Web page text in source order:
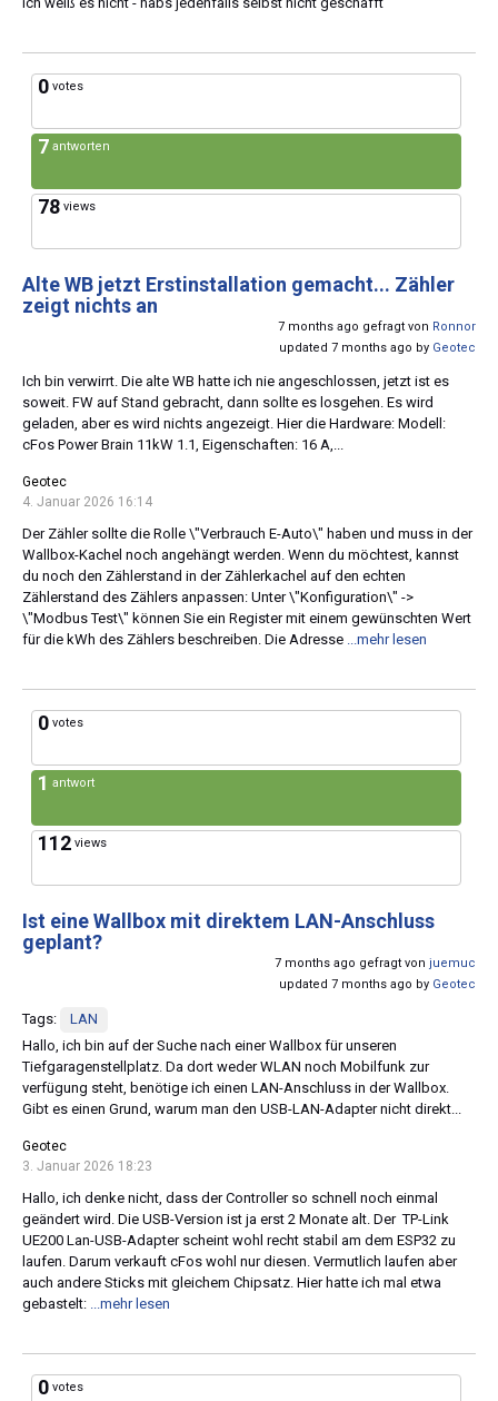
0 votes
7 antworten
78 views
Alte WB jetzt Erstinstallation gemacht... Zähler
zeigt nichts an
7 months ago gefragt von Ronnor
updated 7 months ago by Geotec
Ich bin verwirrt. Die alte WB hatte ich nie angeschlossen, jetzt ist es
soweit. FW auf Stand gebracht, dann sollte es losgehen. Es wird
geladen, aber es wird nichts angezeigt. Hier die Hardware: Modell:
cFos Power Brain 11kW 1.1, Eigenschaften: 16 A,...
Geotec
4. Januar 2026 16:14
Der Zähler sollte die Rolle \"Verbrauch E-Auto\" haben und muss in der
Wallbox-Kachel noch angehängt werden. Wenn du möchtest, kannst
du noch den Zählerstand in der Zählerkachel auf den echten
Zählerstand des Zählers anpassen: Unter \"Konfiguration\" ->
\"Modbus Test\" können Sie ein Register mit einem gewünschten Wert
für die kWh des Zählers beschreiben. Die Adresse
...mehr lesen
0 votes
1 antwort
112 views
Ist eine Wallbox mit direktem LAN-Anschluss
geplant?
7 months ago gefragt von juemuc
updated 7 months ago by Geotec
Tags:
LAN
Hallo, ich bin auf der Suche nach einer Wallbox für unseren
Tiefgaragenstellplatz. Da dort weder WLAN noch Mobilfunk zur
verfügung steht, benötige ich einen LAN-Anschluss in der Wallbox.
Gibt es einen Grund, warum man den USB-LAN-Adapter nicht direkt...
Geotec
3. Januar 2026 18:23
Hallo, ich denke nicht, dass der Controller so schnell noch einmal
geändert wird. Die USB-Version ist ja erst 2 Monate alt. Der TP-Link
UE200 Lan-USB-Adapter scheint wohl recht stabil am dem ESP32 zu
laufen. Darum verkauft cFos wohl nur diesen. Vermutlich laufen aber
auch andere Sticks mit gleichem Chipsatz. Hier hatte ich mal etwa
gebastelt: ...mehr lesen
0 votes